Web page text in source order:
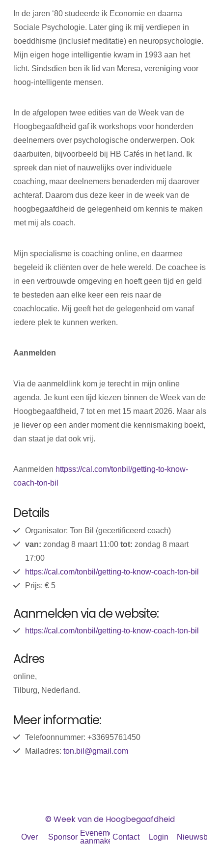
In de jaren ‘80 studeerde ik Economie en daarna
Sociale Psychologie. Later ging ik mij verdiepen in
boeddhisme (inclusief meditatie) en neuropsychologie.
Mijn eigen hoge intelligentie kwam in 1993 aan het
licht. Sindsdien ben ik lid van Mensa, vereniging voor
hoog-intelligente mensen.
In de afgelopen twee edities van de Week van de
Hoogbegaafdheid gaf ik workshops voor honderden
deelnemers over psychologische onderwerpen. Ook
daarbuiten, bijvoorbeeld bij HB Cafés in het land. Ik
spreek dan niet of nauwelijks over individuele
coaching, maar deelnemers benaderden mij daarover
achteraf. Daarom dus deze keer in de week van de
hoogbegaafdheid de gelegenheid om kennis te maken
met mij als coach.
Mijn specialisme is coaching online, en daarmee
begeleid ik cliënten over de hele wereld. De coachee is
in een vertrouwde omgeving en hoeft geen tijd en geld
te besteden aan elke keer een reis naar de
coachlocatie. Mij geeft het de gelegenheid om vanaf
iedere plek te kunnen werken.
Aanmelden
Via de aanmeldlink kom je terecht in mijn online
agenda. Je kunt een tijd kiezen binnen de Week van de
Hoogbegaafdheid, 7 tot en met 15 maart 2026. Maar als
je liever op een ander moment die kennismaking boekt,
dan staat je dat ook vrij.
Aanmelden httpss://cal.com/tonbil/getting-to-know-
coach-ton-bil
Details
Organisator: Ton Bil (gecertificeerd coach)
van: zondag 8 maart 11:00 tot: zondag 8 maart
17:00
https://cal.com/tonbil/getting-to-know-coach-ton-bil
Prijs: € 5
Aanmelden via de website:
https://cal.com/tonbil/getting-to-know-coach-ton-bil
Adres
online,
Tilburg, Nederland.
Meer informatie:
Telefoonnummer: +33695761450
Mailadres: ton.bil@gmail.com
© Week van de Hoogbegaafdheid
Over SponsorenEvenement
aanmakenContact Login Nieuwsbrief